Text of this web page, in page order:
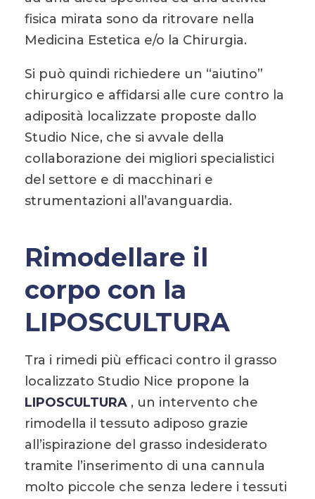
fisica mirata sono da ritrovare nella
Medicina Estetica e/o la Chirurgia.
Si può quindi richiedere un “aiutino”
chirurgico e affidarsi alle cure contro la
adiposità localizzate proposte dallo
Studio Nice, che si avvale della
collaborazione dei migliori specialistici
del settore e di macchinari e
strumentazioni all’avanguardia.
Rimodellare il
corpo con la
LIPOSCULTURA
Tra i rimedi più efficaci contro il grasso
localizzato Studio Nice propone la
LIPOSCULTURA , un intervento che
rimodella il tessuto adiposo grazie
all’ispirazione del grasso indesiderato
tramite l’inserimento di una cannula
molto piccole che senza ledere i tessuti